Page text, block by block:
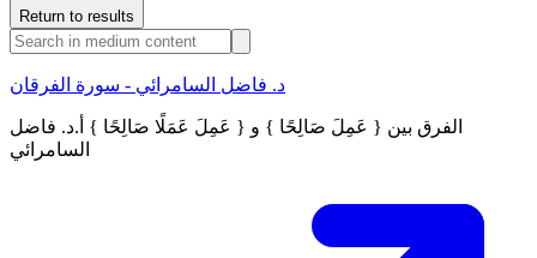
Return to results
د. فاضل السامرائي - سورة الفرقان
الفرق بين { عَمِلَ صَالِحًا } و { عَمِلَ عَمَلًا صَالِحًا } أ.د. فاضل
السامرائي